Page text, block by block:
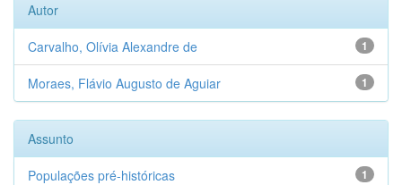
Autor
1
Carvalho, Olívia Alexandre de
1
Moraes, Flávio Augusto de Aguiar
Assunto
1
Populações pré-históricas